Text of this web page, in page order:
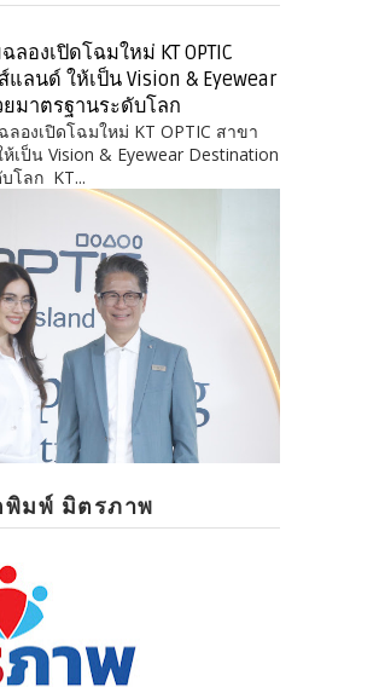
ลองเปิดโฉมใหม่ KT OPTIC
ลนด์ ให้เป็น Vision & Eyewear
มาตรฐานระดับโลก
ลองเปิดโฉมใหม่ KT OPTIC สาขา
ป็น Vision & Eyewear Destination
โลก KT...
พิมพ์ มิตรภาพ